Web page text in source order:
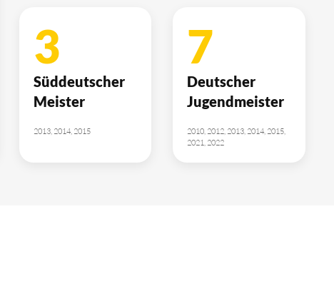
3
Süddeutscher
Meister
2013, 2014, 2015
7
Deutscher
Jugendmeister
2010, 2012, 2013, 2014, 2015,
2021, 2022